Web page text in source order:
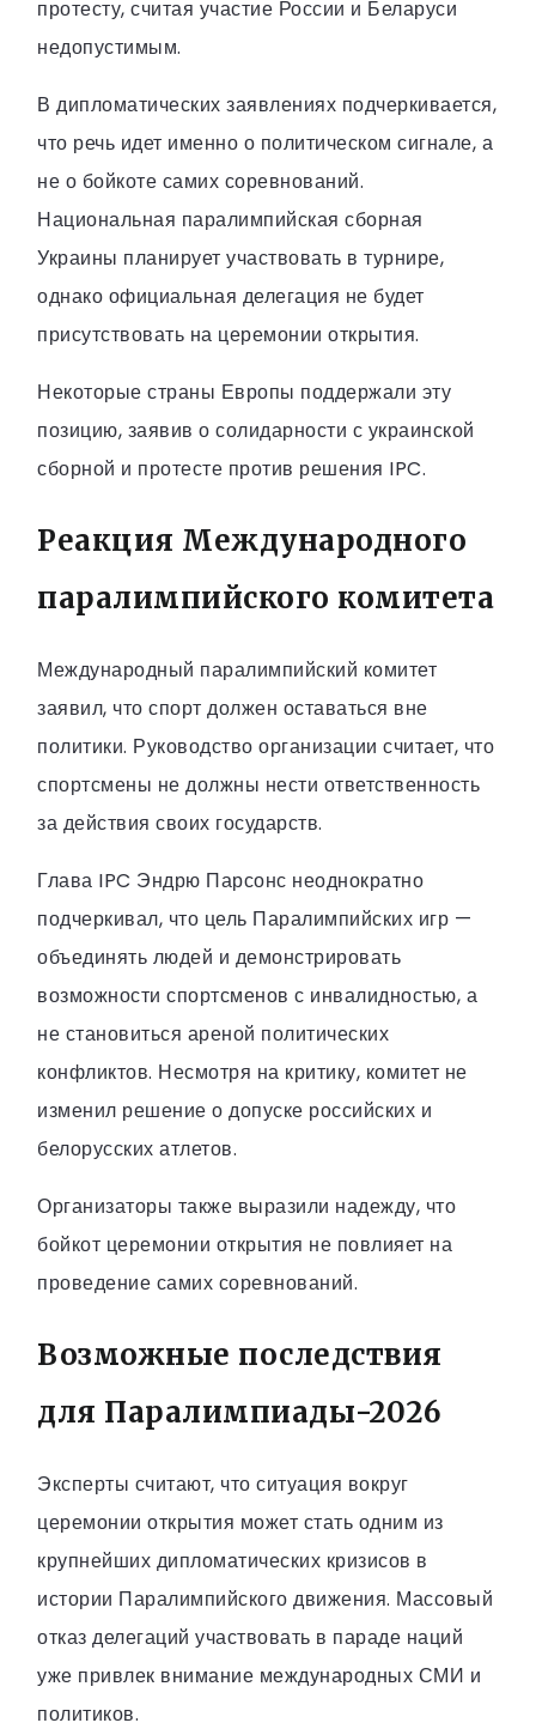
протесту, считая участие России и Беларуси
недопустимым.
В дипломатических заявлениях подчеркивается,
что речь идет именно о политическом сигнале, а
не о бойкоте самих соревнований.
Национальная паралимпийская сборная
Украины планирует участвовать в турнире,
однако официальная делегация не будет
присутствовать на церемонии открытия.
Некоторые страны Европы поддержали эту
позицию, заявив о солидарности с украинской
сборной и протесте против решения IPC.
Реакция Международного
паралимпийского комитета
Международный паралимпийский комитет
заявил, что спорт должен оставаться вне
политики. Руководство организации считает, что
спортсмены не должны нести ответственность
за действия своих государств.
Глава IPC Эндрю Парсонс неоднократно
подчеркивал, что цель Паралимпийских игр —
объединять людей и демонстрировать
возможности спортсменов с инвалидностью, а
не становиться ареной политических
конфликтов. Несмотря на критику, комитет не
изменил решение о допуске российских и
белорусских атлетов.
Организаторы также выразили надежду, что
бойкот церемонии открытия не повлияет на
проведение самих соревнований.
Возможные последствия
для Паралимпиады-2026
Эксперты считают, что ситуация вокруг
церемонии открытия может стать одним из
крупнейших дипломатических кризисов в
истории Паралимпийского движения. Массовый
отказ делегаций участвовать в параде наций
уже привлек внимание международных СМИ и
политиков.